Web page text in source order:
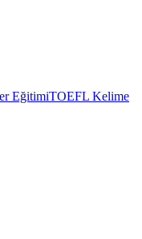
EğitimiTOEFL Kelime